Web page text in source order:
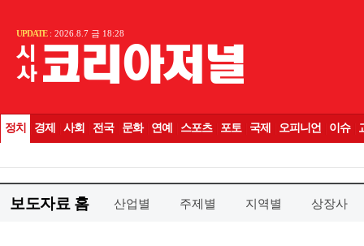
보도자료 홈 산업별 주제별 지역별 상장사